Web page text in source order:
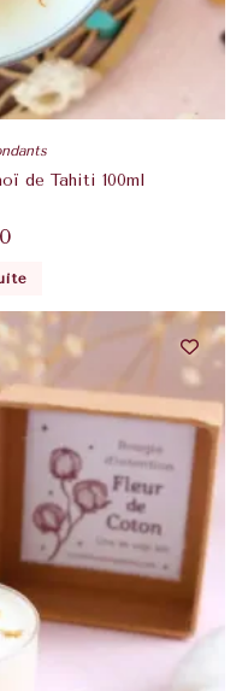
de Tahiti 100ml